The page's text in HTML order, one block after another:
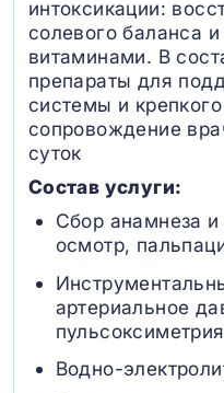
интоксикации:
солевого баланса
витаминами. В
препараты для
системы и
сопровождение
суток
Состав услуги:
Сбор анамнеза
осмотр,
артериальное
Водно-